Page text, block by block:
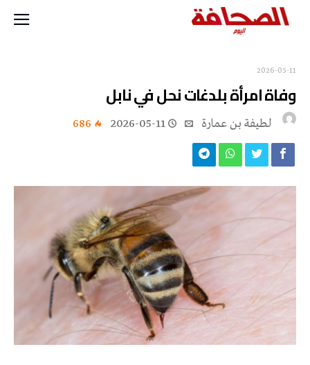
2026-05-11
وفاة امرأة بلدغات نحل في نابل
لطيفة بن عمارة 2026-05-11
686